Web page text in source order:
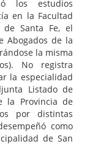
los estudios
en la Facultad
Santa Fe, el
Abogados de la
la misma
No registra
la especialidad
Listado de
la Provincia de
por distintas
como
de San